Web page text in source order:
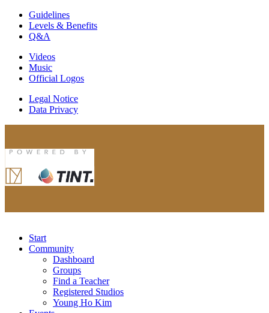
Guidelines
Levels & Benefits
Q&A
Videos
Music
Official Logos
Legal Notice
Data Privacy
Start
Community
Dashboard
Groups
Find a Teacher
Registered Studios
Young Ho Kim